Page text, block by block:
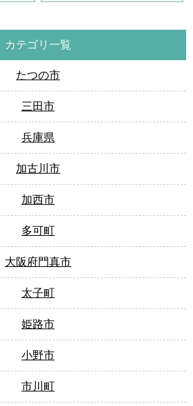
カテゴリ一覧
たつの市
三田市
兵庫県
加古川市
加西市
多可町
大阪府門真市
太子町
姫路市
小野市
市川町